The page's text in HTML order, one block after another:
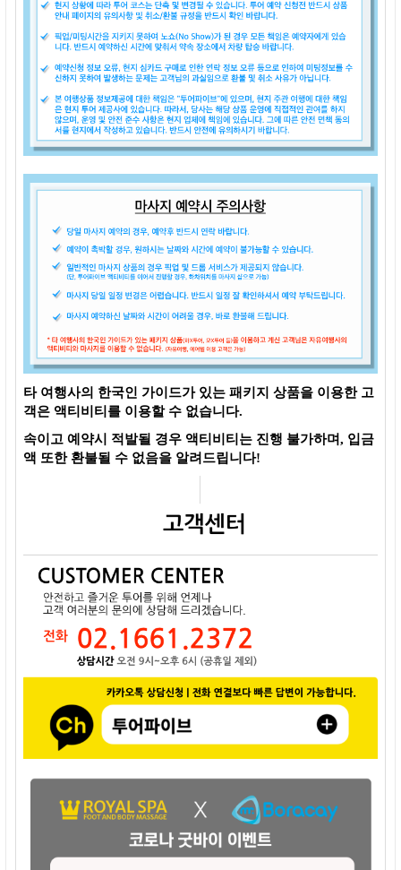
타 여행사의 한국인 가이드가 있는 패키지 상품을 이용한 고
객은 액티비티를 이용할 수 없습니다.
속이고 예약시 적발될 경우 액티비티는 진행 불가하며, 입금
액 또한 환불될 수 없음을 알려드립니다!